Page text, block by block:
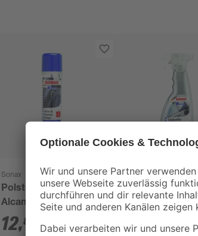
Sonax
Polster- und
Alcantara-Reiniger
'Xtreme' 400 ml
12,89 €
Sonax
'Xtreme' 500 ml
11, €